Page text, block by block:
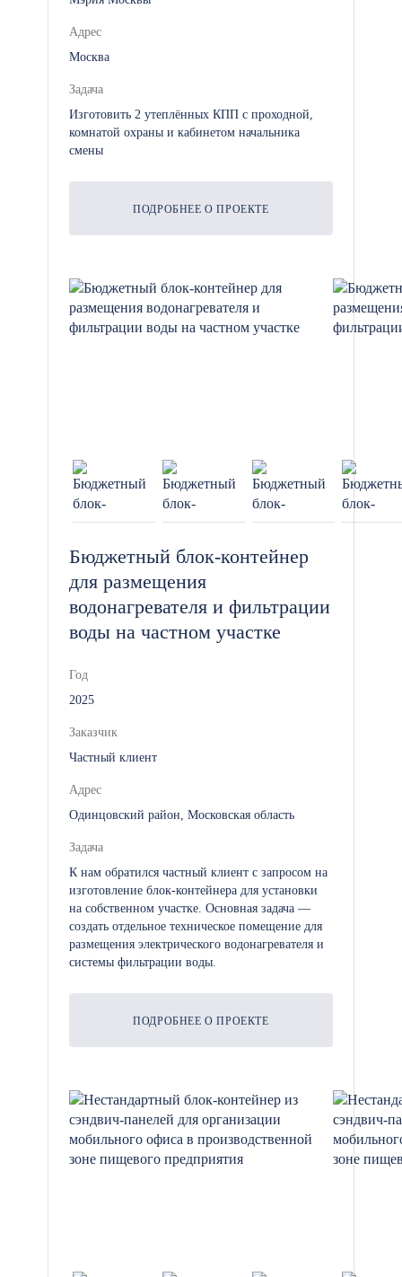
купить блок-контейнер мастерскую,
завод «БК-Ресурс» обеспечит
идеальные партнерские условия без
скрытых рисков:
Абсолютная юридическая
исчерпывающего пакета
закрывающих документов.
собственным автопарком
длинномеров и манипуляторов со
штатными водителями.
Безопасный монтаж: Установку
объектов на вашей площадке
координируют официально
трудоустроенные монтажники со
строгим соблюдением техники
На каждое отгруженное
технологическое здание
расширенная гарантия сроком на 1
год, которая жестко фиксируется в
договоре.
Адрес
Москва
Задача
Изготовить 2 утеплённых КПП с проходной,
комнатой охраны и кабинетом начальника
смены
ПОДРОБНЕЕ О ПРОЕКТЕ
Бюджетный блок-контейнер
для размещения
водонагревателя и фильтрации
воды на частном участке
Год
2025
Заказчик
Частный клиент
Адрес
Одинцовский район, Московская область
Задача
К нам обратился частный клиент с запросом на
изготовление блок-контейнера для установки
на собственном участке. Основная задача —
создать отдельное техническое помещение для
размещения электрического водонагревателя и
системы фильтрации воды.
ПОДРОБНЕЕ О ПРОЕКТЕ